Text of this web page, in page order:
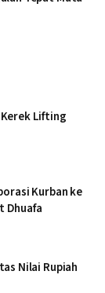
Kerek Lifting
Kurban ke
Dhuafa
Nilai Rupiah